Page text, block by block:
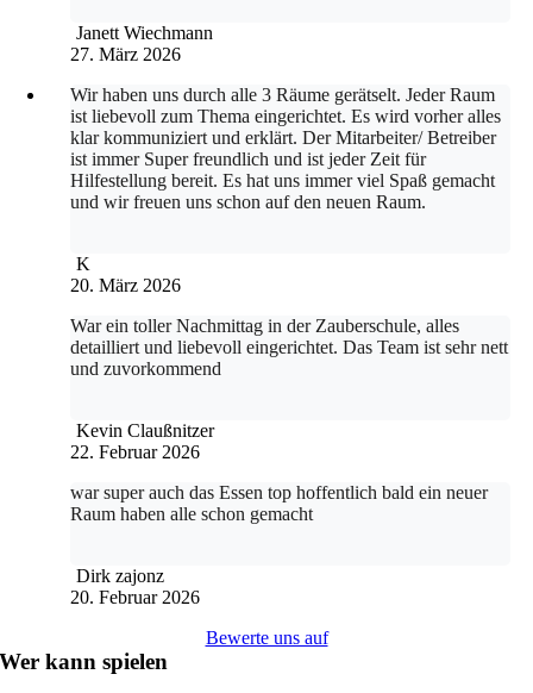
Janett Wiechmann
27. März 2026
Wir haben uns durch alle 3 Räume gerätselt. Jeder Raum
ist liebevoll zum Thema eingerichtet. Es wird vorher alles
klar kommuniziert und erklärt. Der Mitarbeiter/ Betreiber
ist immer Super freundlich und ist jeder Zeit für
Hilfestellung bereit. Es hat uns immer viel Spaß gemacht
und wir freuen uns schon auf den neuen Raum.
K
20. März 2026
War ein toller Nachmittag in der Zauberschule, alles
detailliert und liebevoll eingerichtet. Das Team ist sehr nett
und zuvorkommend
Kevin Claußnitzer
22. Februar 2026
war super auch das Essen top hoffentlich bald ein neuer
Raum haben alle schon gemacht
Dirk zajonz
20. Februar 2026
Bewerte uns auf
Wer kann spielen